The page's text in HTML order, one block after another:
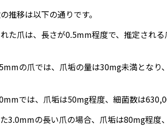
推移は以下の通りです。
た爪は、長さが0.5mm程度で、推定され
の爪では、爪垢の量は30mg未満とな
では、爪垢は50mg程度、細菌数は
3.0mmの長い爪の場合、爪垢は80mg程